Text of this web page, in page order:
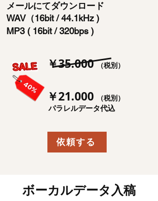
メールにてダウンロード
WAV（16bit / 44.1kHz )
MP3 ( 16bit / 320bps )
￥35.000 （税別）
￥21.000 （税別）
パラレルデータ代込
依頼する
ボーカルデータ入稿